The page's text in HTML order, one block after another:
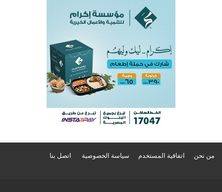
من نحن اتفاقية المستخدم سياسة الخصوصية اتصل بنا